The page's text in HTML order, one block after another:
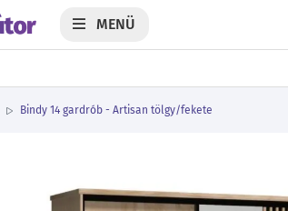
MENÜ
Bindy 14 gardrób - Artisan tölgy/fekete